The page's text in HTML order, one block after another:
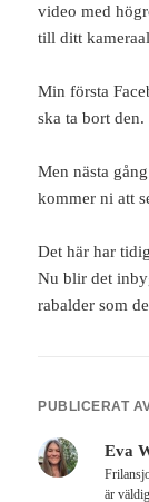
video med
till ditt
Min första
ska ta bort den.
Men nästa
kommer ni att
Det här har
Nu blir det
rabalder som
PUBLICERAT
Eva
är